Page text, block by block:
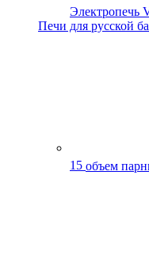
Электропечь
Печи для русской
15 объем